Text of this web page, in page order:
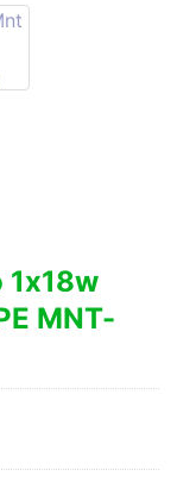
1x18w
MNT-